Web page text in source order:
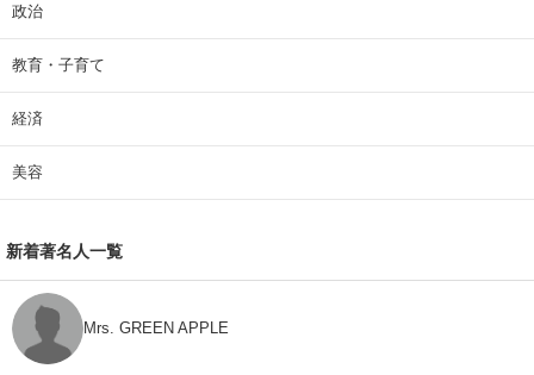
政治
教育・子育て
経済
美容
新着著名人一覧
Mrs. GREEN APPLE